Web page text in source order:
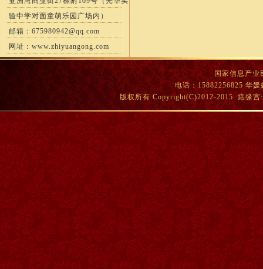
验中学对面童萌乐园广场内）
邮箱： 675980942@qq.com
网址： www.zhiyuangong.com
国家信息产业
电话：15882256825 华
版权所有 Copyright(C)2012-2015 痣缘宫